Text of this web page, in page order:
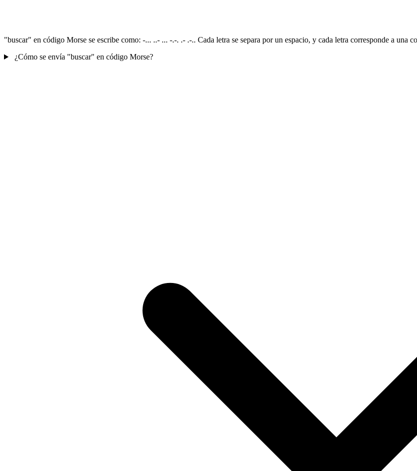
"buscar" en código Morse se escribe como: -... ..- ... -.-. .- .-.. Cada letra se separa por un espacio, y cada letra corresponde a una
¿Cómo se envía "buscar" en código Morse?